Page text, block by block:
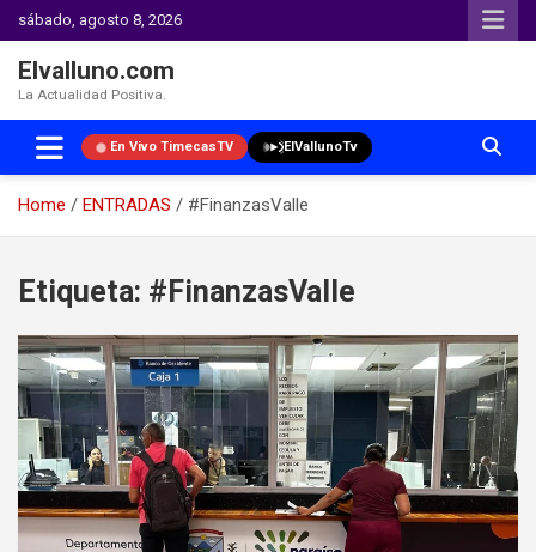
sábado, agosto 8, 2026
Elvalluno.com
La Actualidad Positiva.
En Vivo TimecasTV ElVallunoTv
Home ENTRADAS
#FinanzasValle
content
Etiqueta: #FinanzasValle